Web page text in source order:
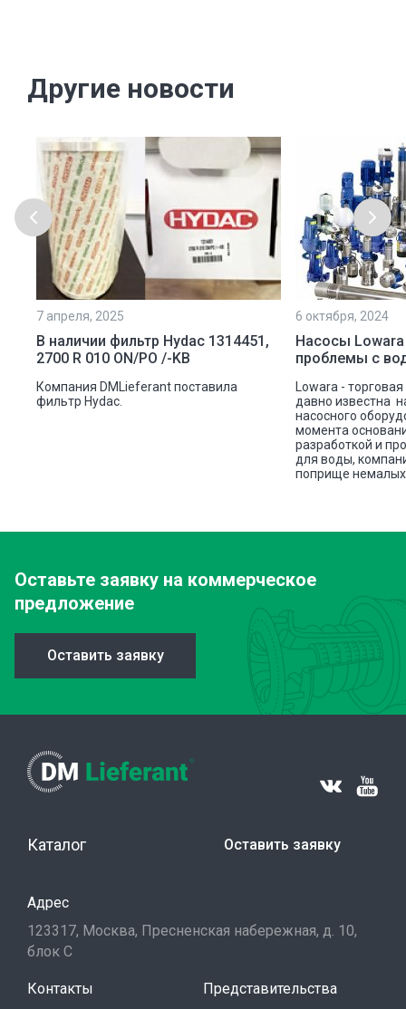
Другие новости
7 апреля, 2025
В наличии фильтр Hydac 1314451,
2700 R 010 ON/PO /-KB
Компания DMLieferant поставила
фильтр Hydac.
6 октября, 2024
Насосы
проблемы с
Lowara -
давно известна
насосного
момента
разработкой и
для воды,
поприще немалых
Оставьте заявку на коммерческое
предложение
Оставить заявку
Каталог Оставить заявку
Адрес
123317, Москва, Пресненская набережная, д. 10,
блок С
Контакты
Представительства